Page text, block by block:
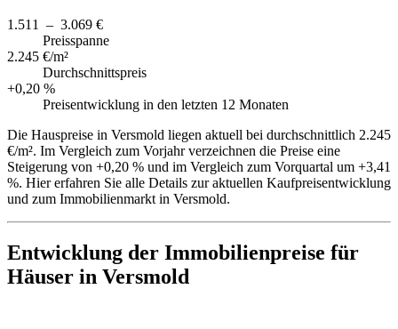
1.511 – 3.069 €
Preisspanne
2.245 €/m²
Durchschnittspreis
+0,20 %
Preisentwicklung in den letzten 12 Monaten
Die Hauspreise in Versmold liegen aktuell bei durchschnittlich 2.245
€/m². Im Vergleich zum Vorjahr verzeichnen die Preise eine
Steigerung von +0,20 % und im Vergleich zum Vorquartal um +3,41
%. Hier erfahren Sie alle Details zur aktuellen Kaufpreisentwicklung
und zum Immobilienmarkt in Versmold.
Entwicklung der Immobilienpreise für
Häuser in Versmold